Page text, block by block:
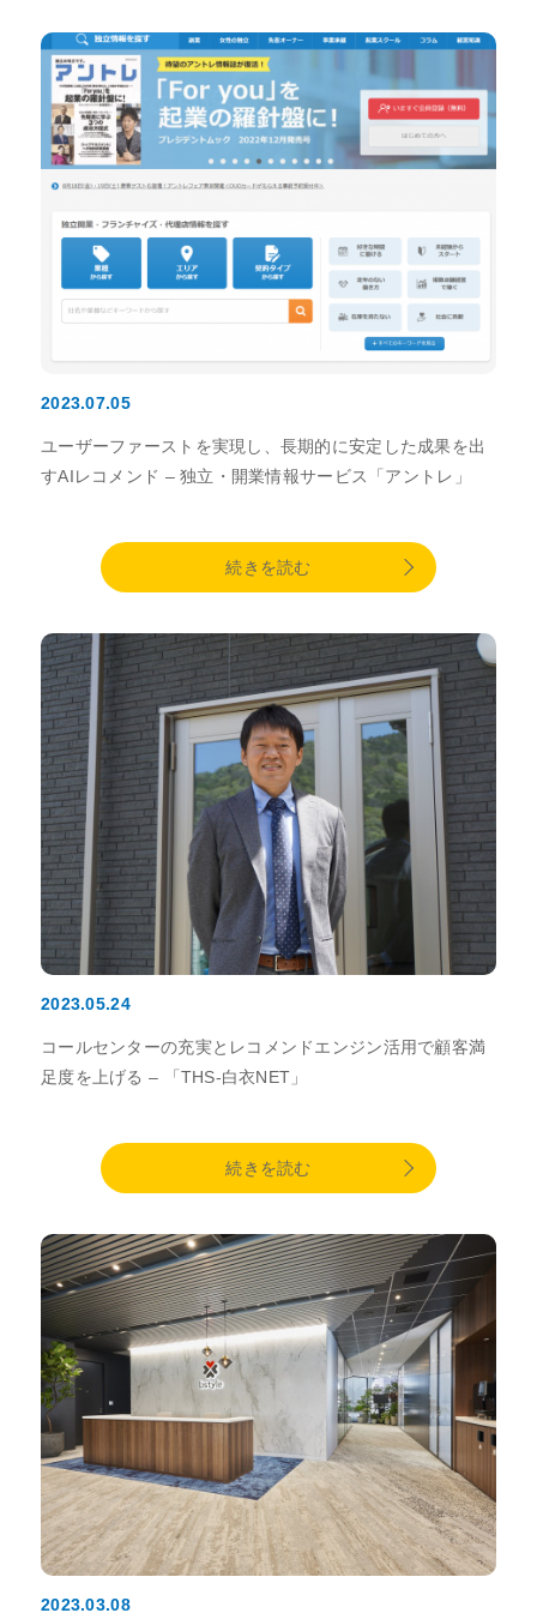
2023.07.05
ユーザーファーストを実現し、長期的に安定した成果を出
すAIレコメンド – 独立・開業情報サービス「アントレ」
続きを読む
2023.05.24
コールセンターの充実とレコメンドエンジン活用で顧客満
足度を上げる – 「THS-白衣NET」
続きを読む
2023.03.08